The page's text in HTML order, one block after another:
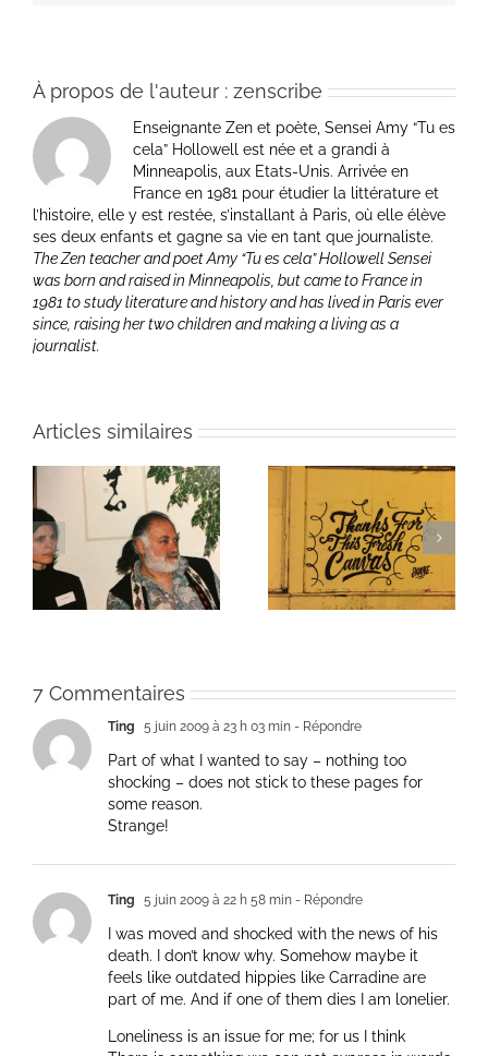
À propos de l'auteur : zenscribe
Enseignante Zen et poète, Sensei Amy “Tu es
cela” Hollowell est née et a grandi à
Minneapolis, aux Etats-Unis. Arrivée en
France en 1981 pour étudier la littérature et
l’histoire, elle y est restée, s’installant à Paris, où elle élève
ses deux enfants et gagne sa vie en tant que journaliste.
The Zen teacher and poet Amy “Tu es cela” Hollowell Sensei
was born and raised in Minneapolis, but came to France in
1981 to study literature and history and has lived in Paris ever
since, raising her two children and making a living as a
journalist.
Articles similaires
Une toile fraîche
Un bouquet d’écriture
et méditation
7 Commentaires
Ting 5 juin 2009 à 23 h 03 min - Répondre
Part of what I wanted to say – nothing too
shocking – does not stick to these pages for
some reason.
Strange!
Ting 5 juin 2009 à 22 h 58 min - Répondre
I was moved and shocked with the news of his
death. I don’t know why. Somehow maybe it
feels like outdated hippies like Carradine are
part of me. And if one of them dies I am lonelier.
Loneliness is an issue for me; for us I think